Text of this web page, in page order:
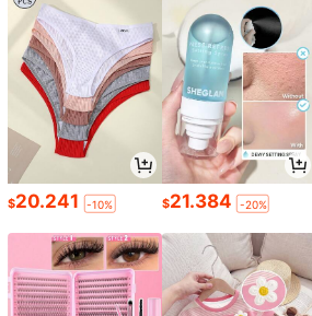
$20.241 -10% $21.384 -20%